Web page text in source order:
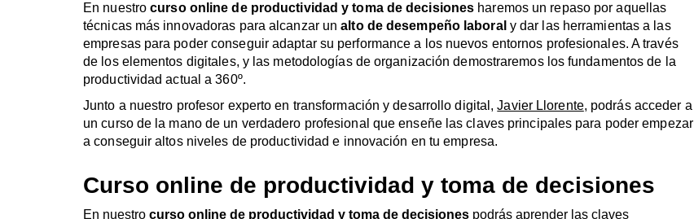
En nuestrocurso online de productividad y toma de decisiones haremos un repaso por aquellas
técnicas más innovadoras para alcanzar unalto de desempeño laboral y dar las herramientas a las
empresas para poder conseguir adaptar su performance a los nuevos entornos profesionales. A través
de los elementos digitales, y las metodologías de organización demostraremos los fundamentos de la
productividad actual a 360º.
Junto a nuestro profesor experto en transformación y desarrollo digital,Javier Llorente, podrás acceder a
un curso de la mano de un verdadero profesional que enseñe las claves principales para poder empezar
a conseguir altos niveles de productividad e innovación en tu empresa.
Curso online de productividad y toma de decisiones
En nuestro curso online de productividad y toma de decisiones podrás aprender las claves